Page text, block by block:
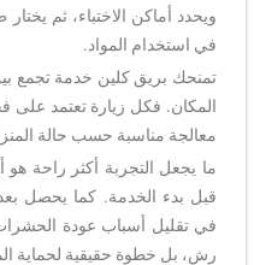
ويحدد أماكن الاختباء، ثم
في استخدام المواد.
تمنحك بريق كلين خدمة تجمع بين
المكان. فكل زيارة تعتمد على
معالجة مناسبة حسب حالة
ما يجعل التجربة أكثر راحة
قبل بدء الخدمة. كما يحصل
في تقليل أسباب عودة
رش، بل خطوة حقيقية لحماية